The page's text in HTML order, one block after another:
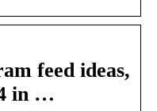
feed ideas,
in …